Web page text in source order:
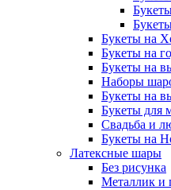
Букеты на
Букеты на
Букеты на
Наборы
Букеты на
Букеты для
Свадьба и
Букеты на
Латексные шары
Без рисунка
Металлик и